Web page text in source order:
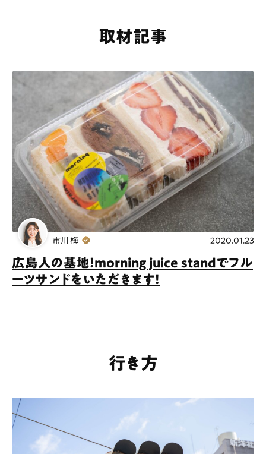
取材記事
広島人の基地！morning juice standでフル
ーツサンドをいただきます！
市川 梅 2020.01.23
行き方